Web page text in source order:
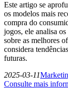
Este artigo se
os modelos mais
compra do
jogos, ele analisa
sobre as melhores
considera
futuras.
2025-03-11
Consulte mais